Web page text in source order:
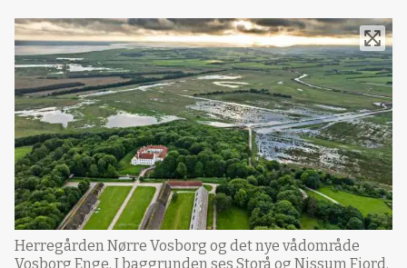
Herregården Nørre Vosborg og det nye vådområde
Vosborg Enge. I baggrunden ses Storå og Nissum Fjord.